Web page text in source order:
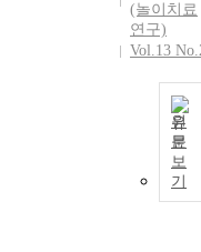
(놀이치료
연구)
Vol.13
원
문
보
기